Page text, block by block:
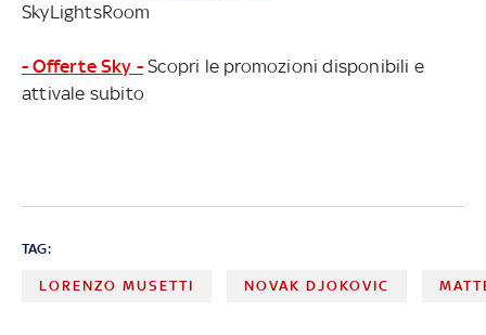
SkyLightsRoom
- Offerte Sky - Scopri le promozioni disponibili e
attivale subito
TAG:
LORENZO MUSETTI NOVAK DJOKOVIC